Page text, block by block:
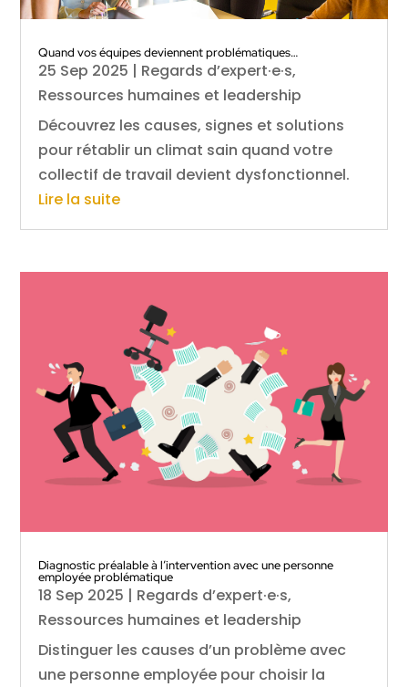
Quand vos équipes deviennent problématiques…
25 Sep 2025 | Regards d’expert·e·s,
Ressources humaines et leadership
Découvrez les causes, signes et solutions
pour rétablir un climat sain quand votre
collectif de travail devient dysfonctionnel.
Lire la suite
Diagnostic préalable à l’intervention avec une personne
employée problématique
18 Sep 2025 | Regards d’expert·e·s,
Ressources humaines et leadership
Distinguer les causes d’un problème avec
une personne employée pour choisir la